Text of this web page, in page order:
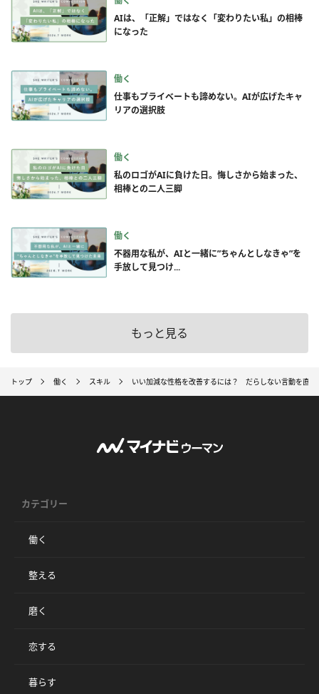
AIは、「正解」ではなく「変わりたい私」の相棒
になった
働く
仕事もプライベートも諦めない。AIが広げたキャ
リアの選択肢
働く
私のロゴがAIに負けた日。悔しさから始まった、
相棒との二人三脚
働く
不器用な私が、AIと一緒に”ちゃんとしなきゃ”を
手放して見つけ...
もっと見る
トップ 働く スキル いい加減な性格を改善するには？ だらしない言動を直す
カテゴリー
働く
整える
磨く
恋する
暮らす